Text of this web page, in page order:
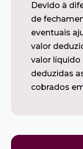
Devido à
de
eventuais
valor
valor líquido
deduzidas
cobrados